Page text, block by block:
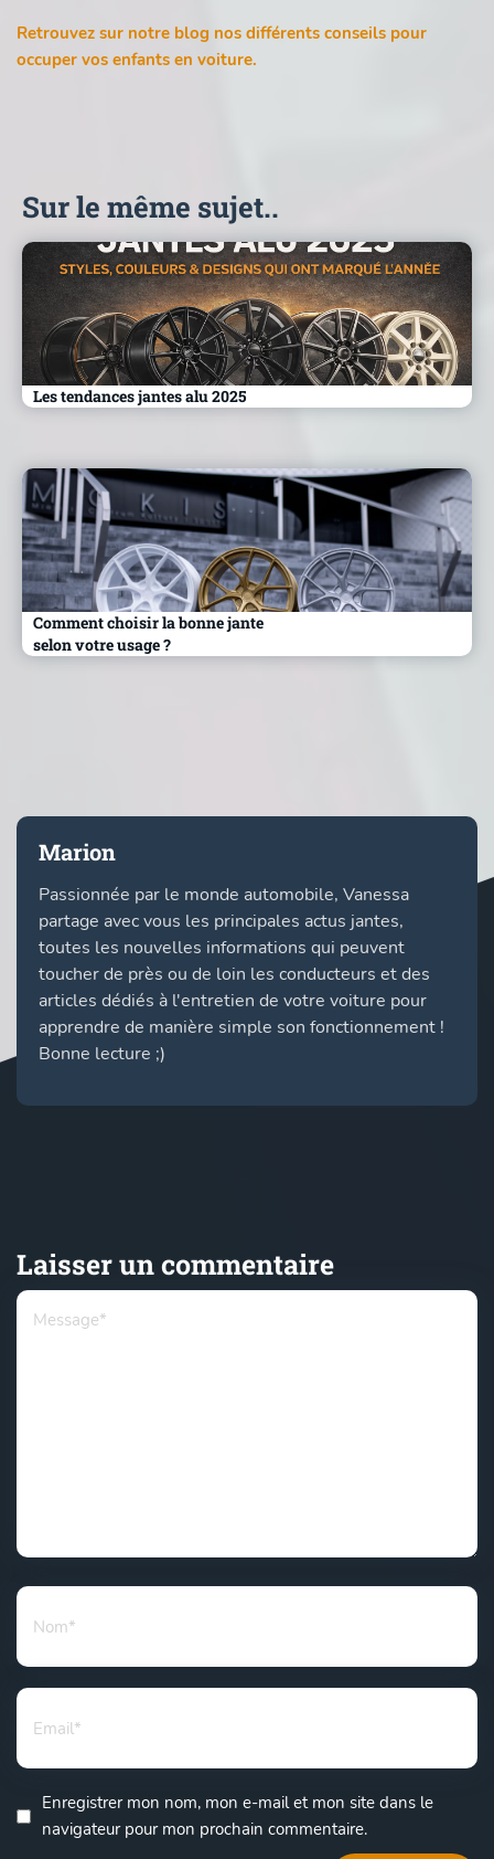
Retrouvez sur notre blog nos différents conseils pour
occuper vos enfants en voiture.
Sur le même sujet..
Les tendances jantes alu 2025
Comment choisir la bonne jante
selon votre usage ?
Marion
Passionnée par le monde automobile, Vanessa
partage avec vous les principales actus jantes,
toutes les nouvelles informations qui peuvent
toucher de près ou de loin les conducteurs et des
articles dédiés à l'entretien de votre voiture pour
apprendre de manière simple son fonctionnement !
Bonne lecture ;)
Laisser un commentaire
Enregistrer mon nom, mon e-mail et mon site dans le
navigateur pour mon prochain commentaire.